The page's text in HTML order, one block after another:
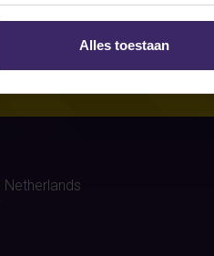
Alles toestaan
Netherlands